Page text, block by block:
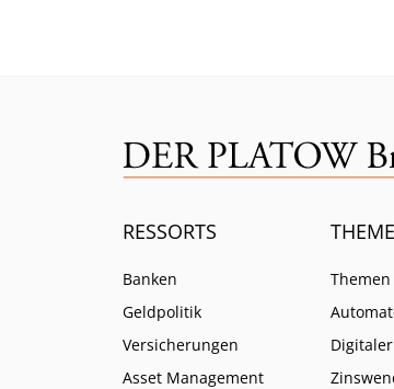
RESSORTS
Banken
Geldpolitik
Versicherungen
Asset Management
Themen